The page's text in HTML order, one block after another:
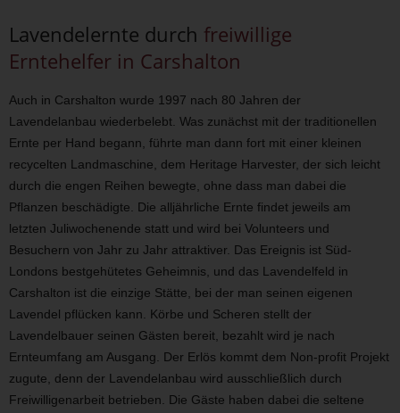
Lavendelernte durch freiwillige
Erntehelfer in Carshalton
Auch in Carshalton wurde 1997 nach 80 Jahren der
Lavendelanbau wiederbelebt. Was zunächst mit der traditionellen
Ernte per Hand begann, führte man dann fort mit einer kleinen
recycelten Landmaschine, dem Heritage Harvester, der sich leicht
durch die engen Reihen bewegte, ohne dass man dabei die
Pflanzen beschädigte. Die alljährliche Ernte findet jeweils am
letzten Juliwochenende statt und wird bei Volunteers und
Besuchern von Jahr zu Jahr attraktiver. Das Ereignis ist Süd-
Londons bestgehütetes Geheimnis, und das Lavendelfeld in
Carshalton ist die einzige Stätte, bei der man seinen eigenen
Lavendel pflücken kann. Körbe und Scheren stellt der
Lavendelbauer seinen Gästen bereit, bezahlt wird je nach
Ernteumfang am Ausgang. Der Erlös kommt dem Non-profit Projekt
zugute, denn der Lavendelanbau wird ausschließlich durch
Freiwilligenarbeit betrieben. Die Gäste haben dabei die seltene